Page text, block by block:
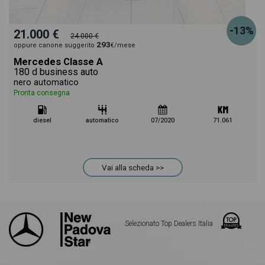
-13%
21.000 € 24.000 €
oppure canone suggerito 293€/mese
Mercedes Classe A
180 d business auto
nero automatico
Pronta consegna
diesel automatico 07/2020 71.061
Vai alla scheda >>
Selezionato Top Dealers Italia